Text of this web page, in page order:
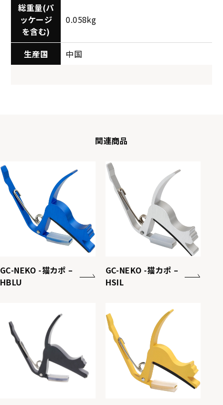
総重量(パ
ッケージ
を含む)
0.058kg
生産国 中国
関連商品
GC-NEKO -猫カポ –
HBLU
GC-NEKO -猫カポ –
HSIL